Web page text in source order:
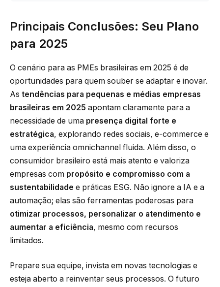
Principais Conclusões: Seu Plano
para 2025
O cenário para as PMEs brasileiras em 2025 é de
oportunidades para quem souber se adaptar e inovar.
As tendências para pequenas e médias empresas
brasileiras em 2025 apontam claramente para a
necessidade de uma presença digital forte e
estratégica, explorando redes sociais, e-commerce e
uma experiência omnichannel fluida. Além disso, o
consumidor brasileiro está mais atento e valoriza
empresas com propósito e compromisso com a
sustentabilidade e práticas ESG. Não ignore a IA e a
automação; elas são ferramentas poderosas para
otimizar processos, personalizar o atendimento e
aumentar a eficiência, mesmo com recursos
limitados.
Prepare sua equipe, invista em novas tecnologias e
esteja aberto a reinventar seus processos. O futuro